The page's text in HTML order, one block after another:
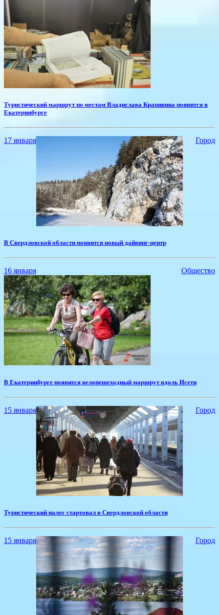
Туристический маршрут по местам Владислава Крапивина появится в
Екатеринбурге
17 января Город
В Свердловской области появится новый дайвинг-центр
16 января Общество
В Екатеринбурге появится велопешеходный маршрут вдоль Исети
15 января Город
Туристический налог стартовал в Свердловской области
15 января Город